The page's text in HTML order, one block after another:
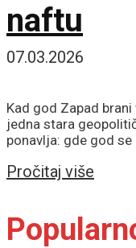
naftu
07.03.2026
Kad god Zapad
jedna stara
ponavlja: gde god se
Pročitaj više